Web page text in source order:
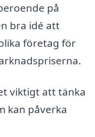
på
bra idé att
företag för
viktigt att tänka
kan påverka